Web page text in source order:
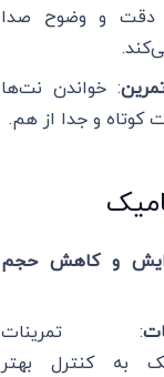
دقت و وضوح صدا
: خواندن نت‌ها
کوتاه و جدا از هم.
و کاهش حجم
: تمرینات
به کنترل بهتر